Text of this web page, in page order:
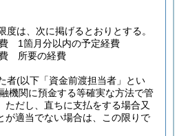
度は、次に掲げるとおりとする。
1箇月分以内の予定経費
所要の経費
者(以下「資金前渡担当者」とい
機関に預金する等確実な方法で管
ただし、直ちに支払をする場合又
が適当でない場合は、この限りで